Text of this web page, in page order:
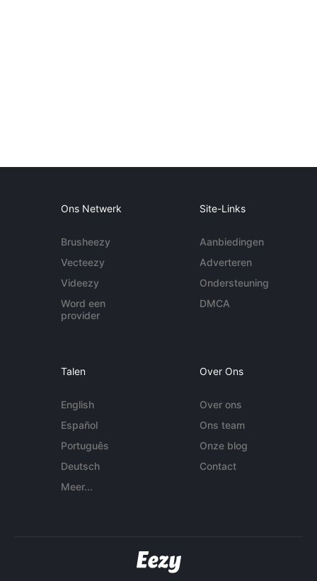
Ons Netwerk
Brusheezy
Vecteezy
Videezy
Word een
provider
Site-Links
Aanbiedingen
Adverteren
Ondersteuning
DMCA
Talen
English
Español
Português
Deutsch
Meer...
Over Ons
Over ons
Ons team
Onze blog
Contact